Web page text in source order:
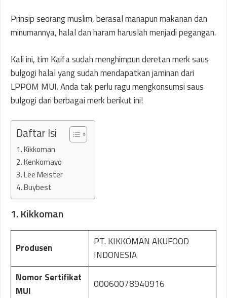
Prinsip seorang muslim, berasal manapun makanan dan
minumannya, halal dan haram haruslah menjadi pegangan.
Kali ini, tim Kaifa sudah menghimpun deretan merk saus
bulgogi halal yang sudah mendapatkan jaminan dari
LPPOM MUI. Anda tak perlu ragu mengkonsumsi saus
bulgogi dari berbagai merk berikut ini!
Daftar Isi
1. Kikkoman
2. Kenkomayo
3. Lee Meister
4. Buybest
1. Kikkoman
Produsen
PT. KIKKOMAN AKUFOOD
INDONESIA
Nomor Sertifikat
MUI
00060078940916